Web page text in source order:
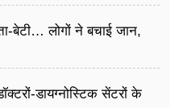
बेटी… लोगों ने बचाई जान,
डायग्नोस्टिक सेंटरों के